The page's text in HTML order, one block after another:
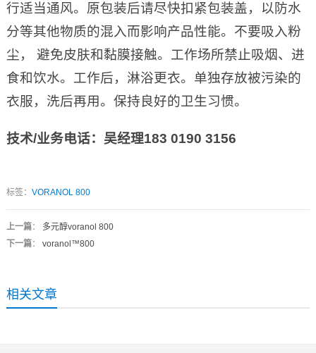
行适当通风。原包装后请尽快扣紧包装盖，以防水
分等其他物质的混入而影响产品性能。不要吸入粉
尘， 避免皮肤和黏膜接触。工作场所禁止吸烟、进
食和饮水。工作后，淋浴更衣。单独存放被污染的
衣服，洗后再用。保持良好的卫生习惯。
技术/业务电话：吴经理183 0190 3156
标签： VORANOL 800
上一篇： 多元醇voranol 800
下一篇： voranol™800
相关文章